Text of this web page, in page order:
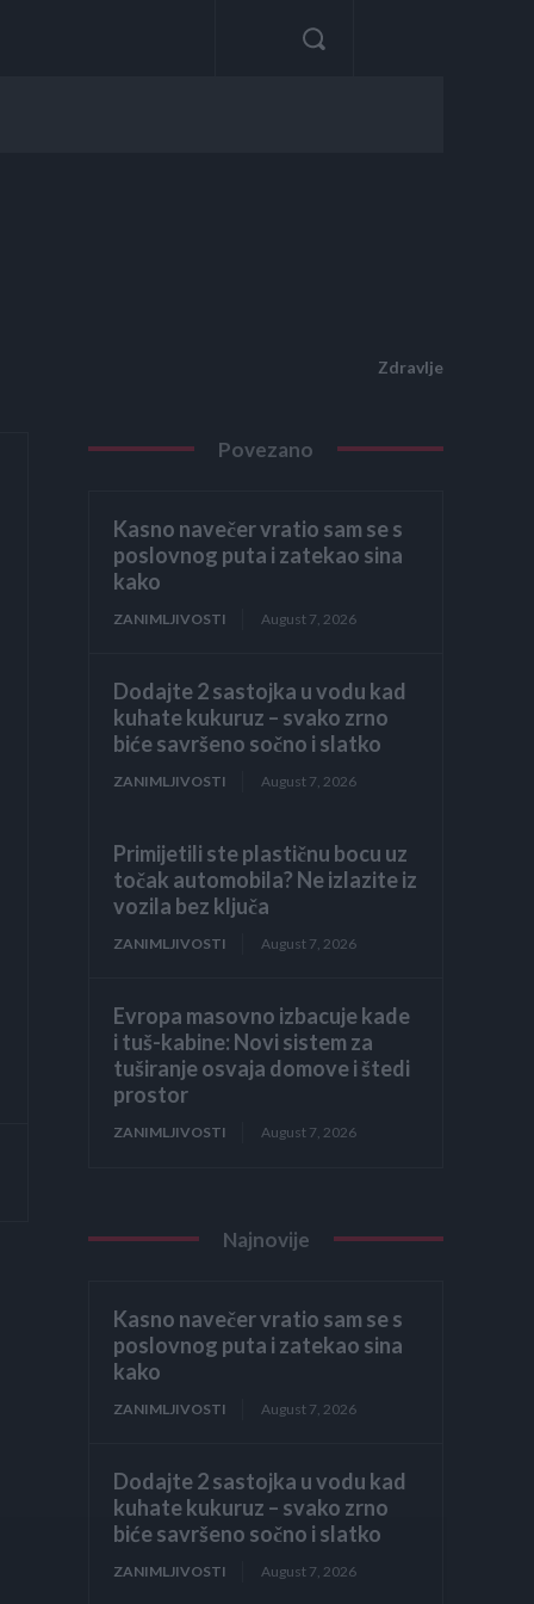
Zdravlje
Povezano
Kasno navečer vratio sam se s
poslovnog puta i zatekao sina
kako
ZANIMLJIVOSTI August 7, 2026
Dodajte 2 sastojka u vodu kad
kuhate kukuruz – svako zrno
biće savršeno sočno i slatko
ZANIMLJIVOSTI August 7, 2026
Primijetili ste plastičnu bocu uz
točak automobila? Ne izlazite iz
vozila bez ključa
ZANIMLJIVOSTI August 7, 2026
Evropa masovno izbacuje kade
i tuš-kabine: Novi sistem za
tuširanje osvaja domove i štedi
prostor
ZANIMLJIVOSTI August 7, 2026
Najnovije
Kasno navečer vratio sam se s
poslovnog puta i zatekao sina
kako
ZANIMLJIVOSTI August 7, 2026
Dodajte 2 sastojka u vodu kad
kuhate kukuruz – svako zrno
biće savršeno sočno i slatko
ZANIMLJIVOSTI August 7, 2026